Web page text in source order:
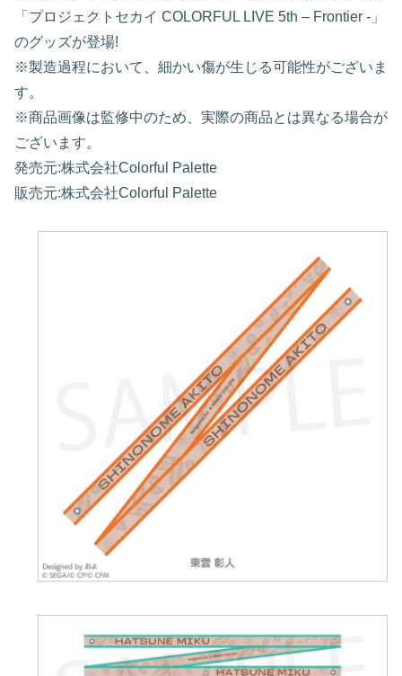
「プロジェクトセカイ COLORFUL LIVE 5th – Frontier -」
のグッズが登場!
※製造過程において、細かい傷が生じる可能性がございま
す。
※商品画像は監修中のため、実際の商品とは異なる場合が
ございます。
発売元:株式会社Colorful Palette
販売元:株式会社Colorful Palette